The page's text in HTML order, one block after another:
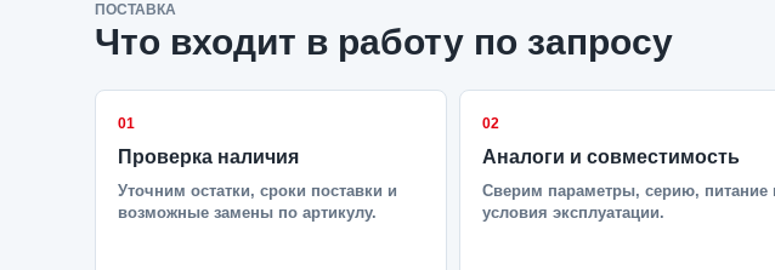
ПОСТАВКА
Что входит в работу по запросу
01
Проверка наличия
Уточним остатки, сроки поставки и
возможные замены по артикулу.
02
Аналоги и совместимость
Сверим параметры, серию, питание
условия эксплуатации.